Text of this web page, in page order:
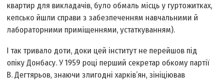
квартир для викладачів, було обмаль місць у гуртожитках,
кепсько йшли справи з забезпеченням навчальними й
лабораторними приміщеннями, устаткуванням).
І так тривало доти, доки цей інститут не перейшов під
опіку Донбасу. У 1959 році перший секретар обкому партії
В. Дегтярьов, знаючи злигодні харків’ян, зініціював